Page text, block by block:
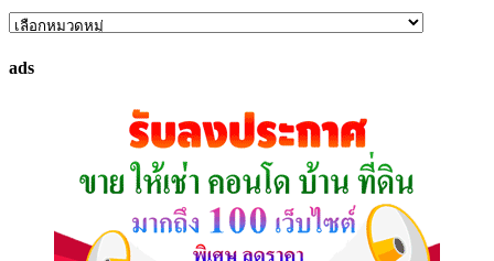
ค้นหา
ที่
ads